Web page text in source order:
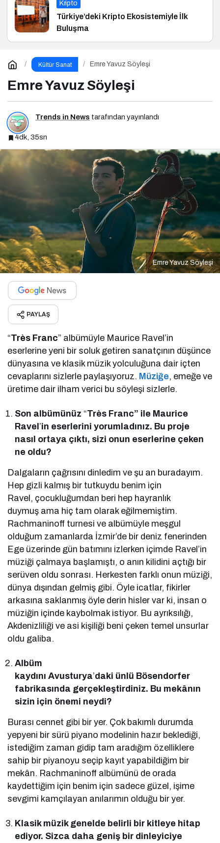
Kripto
Türkiye’deki Kripto Ekosistemiyle İlk
Buluşma
Kültür Sanat Emre Yavuz Söyleşi
Emre Yavuz Söyleşi
Trends in News tarafından yayınlandı
4dk, 35sn
Emre Yavuz Söyleşi
PAYLAŞ
“Très Franc” albümüyle Maurice Ravel’in
eserlerine yeni bir soluk getiren sanatçının düşünce
dünyasına ve klasik müzik yolculuğuna dair içten
cevaplarını sizlerle paylaşıyoruz. Müziğe, emeğe ve
üretime dair ilham verici bu söyleşi sizlerle.
Son albümünüz “Très Franc” ile Maurice
Ravel’in eserlerini yorumladınız. Bu proje
nasıl ortaya çıktı, sizi onun eserlerine çeken
ne oldu?
Dalgaların çağrısını dinledim ve şu an buradayım.
Hep gizli kalmış bir tutkuydu benim için
Ravel, çocukluğumdan beri hep hayranlık
duymuş ama hiç tam olarak eğilmemiştim.
Rachmaninoff turnesi ve albümüyle meşgul
olduğum zamanlarda İzmir’de bir deniz fenerinden
Ege üzerinde gün batımını izlerken içimde Ravel’in
müziği çalmaya başlamıştı, o anın kilidini açtığı bir
serüven oldu sonrası. Herkesten farklı onun müziği,
dünya dışından gelmiş gibi. Öyle icatlar, fikirler
arkasına saklanmış öyle derin hisler var ki, insan o
müziğin içinde kaybolmak istiyor. Bu ayrıksılığı,
Akdenizliliği ve asi kişiliği beni çeken temel unsurlar
oldu galiba.
Albüm
kaydını Avusturya’daki ünlü Bösendorfer
fabrikasında gerçekleştirdiniz. Bu mekânın
sizin için önemi neydi?
Burası cennet gibi bir yer. Çok bakımlı durumda
yepyeni bir sürü piyano modelinin hazır beklediği,
istediğim zaman gidip tam aradığım özelliklere
sahip bir piyanoyu seçip kayıt yapabildiğim bir
mekân. Rachmaninoff albümünü de orada
kaydettiğim için benim için sadece güzel, işime
sevgimi kamçılayan anılarımın olduğu bir yer.
Klasik müzik genelde belirli bir kitleye hitap
ediyor. Sizca daha geniş bir dinleyiciye